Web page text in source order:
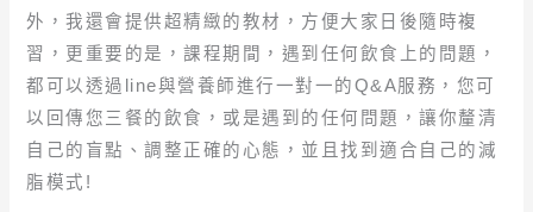
外，我還會提供超精緻的教材，方便大家日後隨時複
習，更重要的是，課程期間，遇到任何飲食上的問題，
都可以透過line與營養師進行一對一的Q&A服務，您可
以回傳您三餐的飲食，或是遇到的任何問題，讓你釐清
自己的盲點、調整正確的心態，並且找到適合自己的減
脂模式!